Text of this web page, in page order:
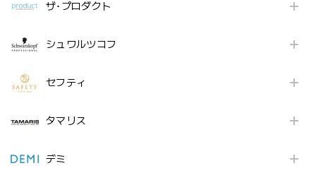
ザ･プロダクト
シュワルツコフ
セフティ
タマリス
デミ